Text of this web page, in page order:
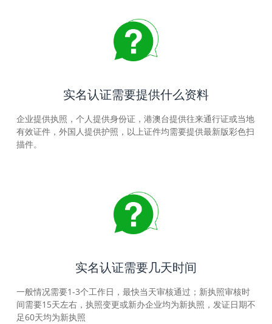
实名认证需要提供什么资料
企业提供执照，个人提供身份证，港澳台提供往来通行证或当地
有效证件，外国人提供护照，以上证件均需要提供最新版彩色扫
描件。
实名认证需要几天时间
一般情况需要1-3个工作日，最快当天审核通过；新执照审核时
间需要15天左右，执照变更或新办企业均为新执照，发证日期不
足60天均为新执照